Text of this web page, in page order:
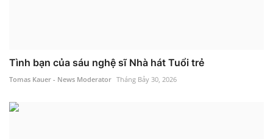
Tình bạn của sáu nghệ sĩ Nhà hát Tuổi trẻ
Tomas Kauer - News Moderator Tháng Bảy 30, 2026